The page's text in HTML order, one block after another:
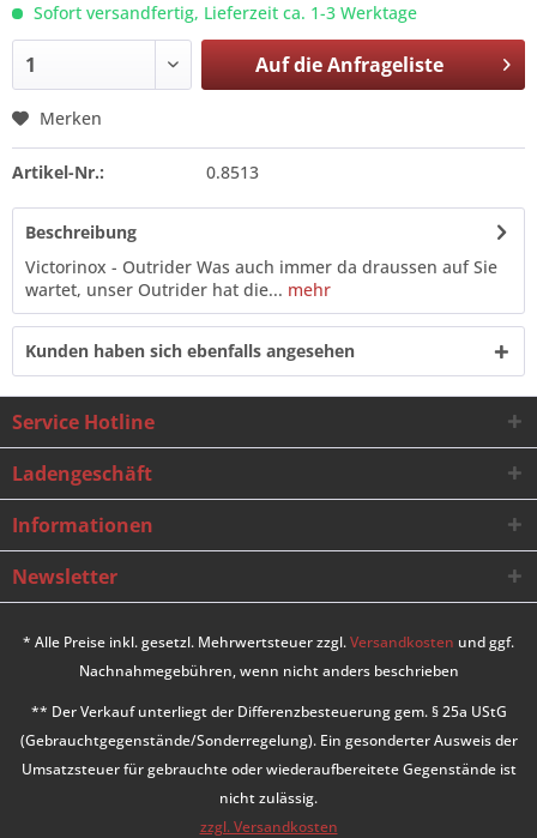
Sofort versandfertig, Lieferzeit ca. 1-3 Werktage
Auf dieAnfrageliste
Merken
Artikel-Nr.: 0.8513
Beschreibung
Victorinox - Outrider Was auch immer da draussen auf Sie
wartet, unser Outrider hat die... mehr
Kunden haben sich ebenfalls angesehen
Service Hotline
Ladengeschäft
Informationen
Newsletter
* Alle Preise inkl. gesetzl. Mehrwertsteuer zzgl.Versandkosten und ggf.
Nachnahmegebühren, wenn nicht anders beschrieben
** Der Verkauf unterliegt der Differenzbesteuerung gem. § 25a UStG
(Gebrauchtgegenstände/Sonderregelung). Ein gesonderter Ausweis der
Umsatzsteuer für gebrauchte oder wiederaufbereitete Gegenstände ist
nicht zulässig.
zzgl. Versandkosten